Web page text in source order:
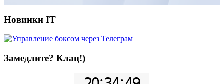
Новинки IT
Замедлите? Клац!)